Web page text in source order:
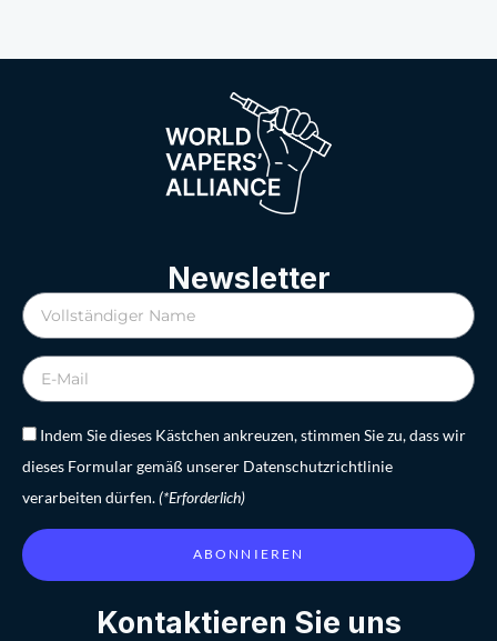
Newsletter
Indem Sie dieses Kästchen ankreuzen, stimmen Sie zu, dass wir
dieses Formular gemäß unserer Datenschutzrichtlinie
verarbeiten dürfen.(*Erforderlich)
ABONNIEREN
Kontaktieren Sie uns